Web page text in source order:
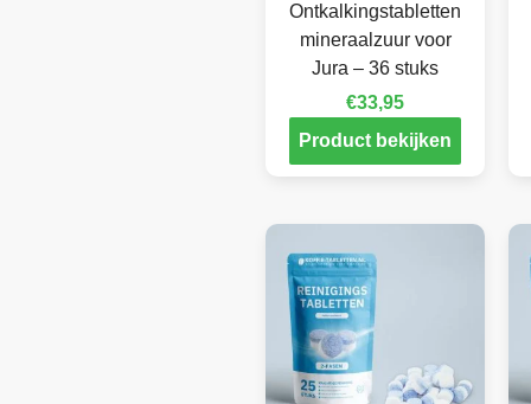
Ontkalkingstabletten
mineraalzuur voor
Jura – 36 stuks
€33,95
Product bekijken